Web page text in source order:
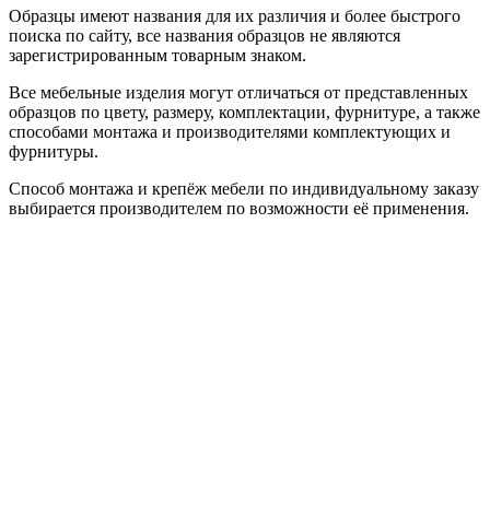
Образцы имеют названия для их различия и более быстрого
поиска по сайту, все названия образцов не являются
зарегистрированным товарным знаком.
Все мебельные изделия могут отличаться от представленных
образцов по цвету, размеру, комплектации, фурнитуре, а также
способами монтажа и производителями комплектующих и
фурнитуры.
Способ монтажа и крепёж мебели по индивидуальному заказу
выбирается производителем по возможности её применения.